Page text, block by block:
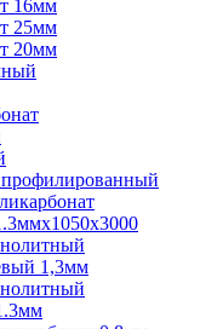
16мм
25мм
20мм
1,3мм